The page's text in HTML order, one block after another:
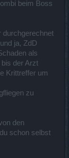
beim Boss
durchgerechnet
ja, ZdD
als
der Arzt
Krittreffer um
zu
den
schon selbst